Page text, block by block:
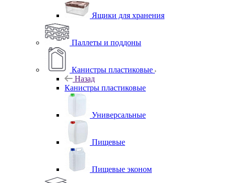
Ящики для хранения
Паллеты и поддоны
Канистры пластиковые
Назад
Канистры пластиковые
Универсальные
Пищевые
Пищевые эконом